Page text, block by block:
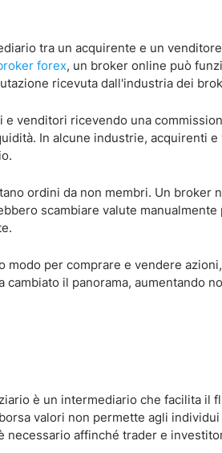
tra un acquirente e un
forex, un broker online può
ricevuta dall'industria dei
venditori ricevendo una
In alcune industrie, acquirenti
ordini da non membri. Un broker
scambiare valute manualmente
per comprare e vendere
cambiato il panorama, aumentando
è un intermediario che facilita il
valori non permette agli
affinché trader e